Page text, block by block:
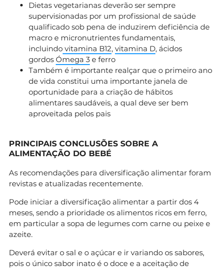
Dietas vegetarianas deverão ser sempre
supervisionadas por um profissional de saúde
qualificado sob pena de induzirem deficiência de
macro e micronutrientes fundamentais,
incluindo vitamina B12, vitamina D, ácidos
gordos Ómega 3 e ferro
Também é importante realçar que o primeiro ano
de vida constitui uma importante janela de
oportunidade para a criação de hábitos
alimentares saudáveis, a qual deve ser bem
aproveitada pelos pais
PRINCIPAIS CONCLUSÕES SOBRE A
ALIMENTAÇÃO DO BEBÉ
As recomendações para diversificação alimentar foram
revistas e atualizadas recentemente.
Pode iniciar a diversificação alimentar a partir dos 4
meses, sendo a prioridade os alimentos ricos em ferro,
em particular a sopa de legumes com carne ou peixe e
azeite.
Deverá evitar o sal e o açúcar e ir variando os sabores,
pois o único sabor inato é o doce e a aceitação de